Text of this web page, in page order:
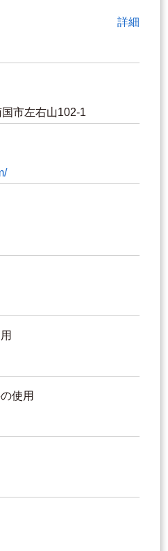
詳細
市左右山102-1
使用